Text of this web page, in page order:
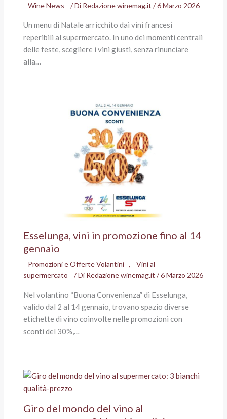
Wine News
/ Di Redazione winemag.it /6 Marzo 2026
Un menu di Natale arricchito dai vini francesi
reperibili al supermercato. In uno dei momenti centrali
delle feste, scegliere i vini giusti, senza rinunciare
alla…
Esselunga, vini in promozione fino al 14
gennaio
Promozioni e Offerte Volantini ,
Vini al
supermercato
/ Di Redazione winemag.it /6 Marzo 2026
Nel volantino “Buona Convenienza” di Esselunga,
valido dal 2 al 14 gennaio, trovano spazio diverse
etichette di vino coinvolte nelle promozioni con
sconti del 30%,…
Giro del mondo del vino al